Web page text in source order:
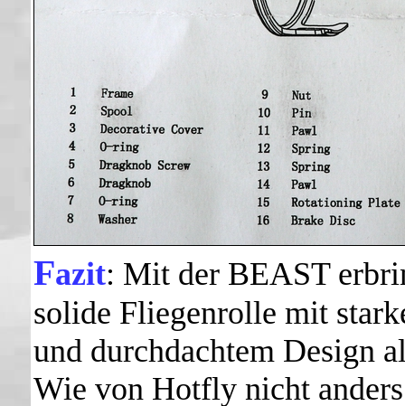
Fazit: Mit der BEAST
solide Fliegenrolle mit
und durchdachtem Design
Wie von Hotfly nicht